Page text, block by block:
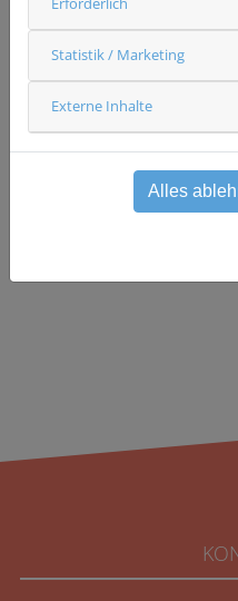
Ansprechpartner &
Studienzentrum
0871 97403449
studien(at)vehling-
Statistik / Marketing
Externe Inhalte
Alles